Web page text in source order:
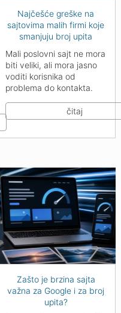
Najčešće greške na
sajtovima malih firmi koje
smanjuju broj upita
Mali poslovni sajt ne mora
biti veliki, ali mora jasno
voditi korisnika od
problema do kontakta.
čitaj
Zašto je brzina sajta
važna za Google i za broj
upita?